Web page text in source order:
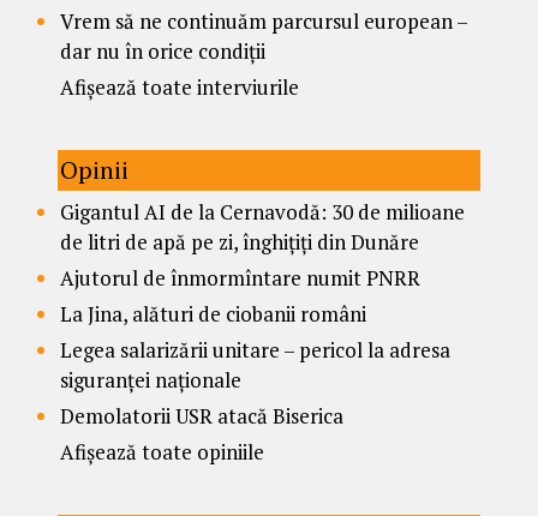
Vrem să ne continuăm parcursul european –
dar nu în orice condiții
Afișează toate interviurile
Opinii
Gigantul AI de la Cernavodă: 30 de milioane
de litri de apă pe zi, înghițiți din Dunăre
Ajutorul de înmormîntare numit PNRR
La Jina, alături de ciobanii români
Legea salarizării unitare – pericol la adresa
siguranței naționale
Demolatorii USR atacă Biserica
Afișează toate opiniile